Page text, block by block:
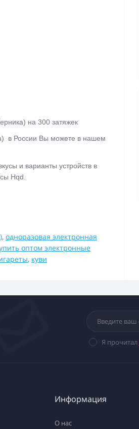
на 300 затяжек
в России Вы можете в нашем
и варианты устройств в
Hqd.
, одноразовая электронная
оптом электронные
, куви
Я прочитал
Информация
О нас